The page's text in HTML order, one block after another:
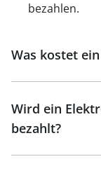
bezahlen.
Was kostet
Wird ein
bezahlt?